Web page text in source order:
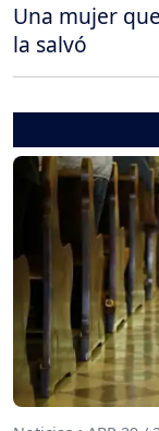
Una mujer
la salvó